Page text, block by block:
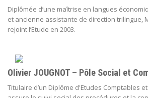
Diplômée d’une maîtrise en langues
et ancienne assistante de direction trilingue,
rejoint l’Etude en 2003.
Olivier JOUGNOT – Pôle Social et
Titulaire d’un Diplôme d'Etudes Comptables et